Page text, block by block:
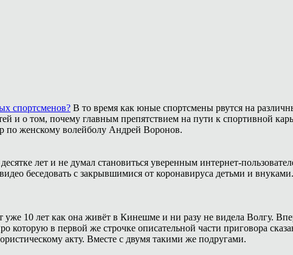
спортсменов? В то время как юные спортсмены рвутся на
и о том, почему главным препятствием на пути к спортивной
по женскому волейболу Андрей Воронов.
лет и не думал становиться уверенным интернет-
беседовать с закрывшимися от коронавируса детьми и
уже 10 лет как она живёт в Кинешме и ни разу не видела Волгу.
в первой же строчке описательной части приговора
акту. Вместе с двумя такими же подругами.